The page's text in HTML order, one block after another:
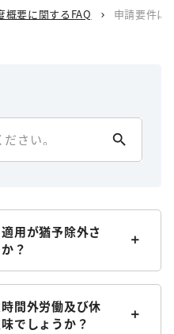
概要に関するFAQ chevron_right 申請要件に
search
用が猶予除外さ
？
間外労働及び休
でしょうか？